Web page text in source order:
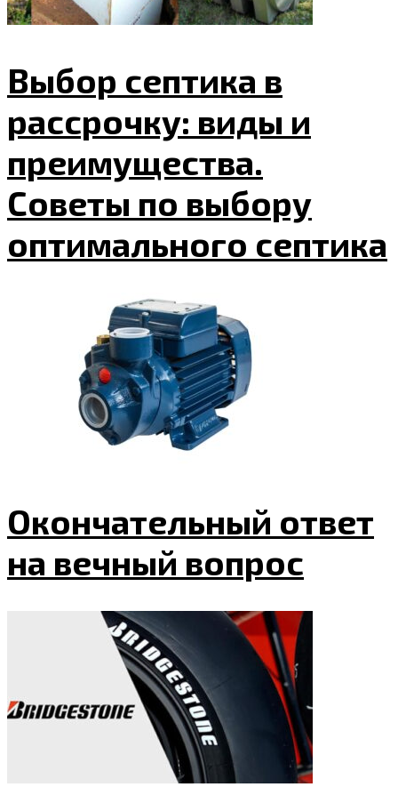
Выбор септика в
рассрочку: виды и
преимущества.
Советы по выбору
оптимального септика
Окончательный ответ
на вечный вопрос